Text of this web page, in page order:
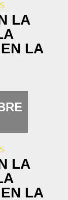
LA
LA
LA
LA